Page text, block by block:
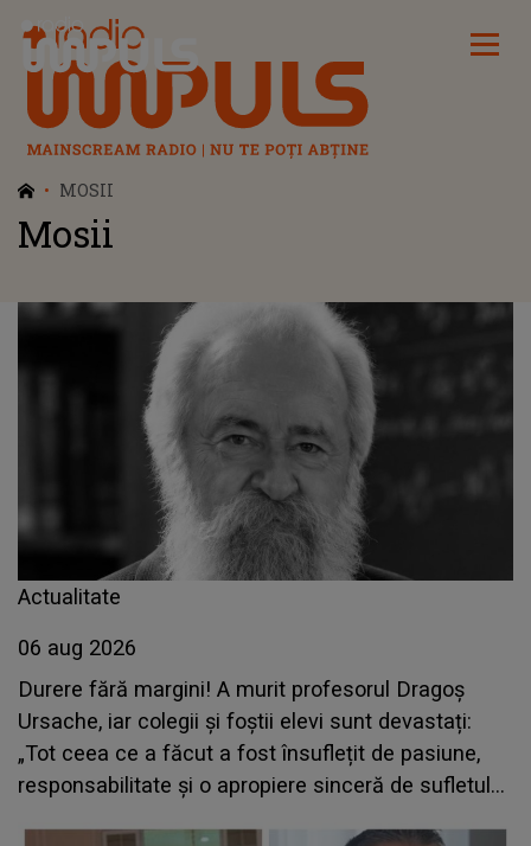
Radio Impuls
MOSII
Mosii
Actualitate
06 aug 2026
Durere fără margini! A murit profesorul Dragoș
Ursache, iar colegii și foștii elevi sunt devastați:
„Tot ceea ce a făcut a fost însuflețit de pasiune,
responsabilitate și o apropiere sinceră de sufletul